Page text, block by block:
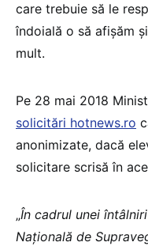
care trebuie să le
îndoială o să afişăm
mult.
Pe 28 mai 2018
solicitări hotnews.ro
anonimizate, dacă
solicitare scrisă în
„În cadrul unei
Națională de